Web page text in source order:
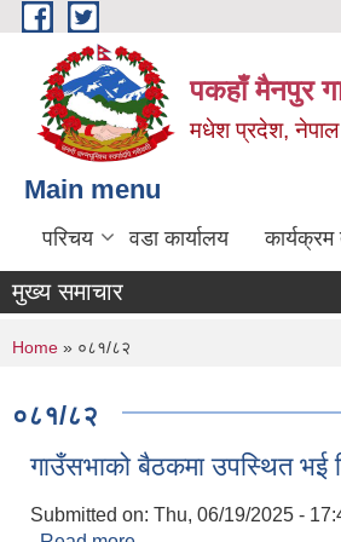
Skip to main content
पकहाँ मैनपुर
मधेश प्रदेश, नेपाल
Main menu
परिचय वडा कार्यालय कार्यक्रम
मुख्य समाचार
You are here
Home » ०८१/८२
०८१/८२
गाउँसभाको बैठकमा उपस्थित भई
Submitted on: Thu, 06/19/2025 -